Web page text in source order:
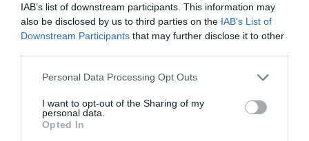
IAB’s list of downstream participants. This information may
also be disclosed by us to third parties on the IAB’s List of
Downstream Participants that may further disclose it to other
Personal Data Processing Opt Outs
I want to opt-out of the Sharing of my
personal data.
Opted In
Ce documentaire se déroule à Kinshasa,
anciennement Léopoldville, et capitale actuelle de la
considérée comme une «méga-city» du fait de son
10 millions d’habitants. S’étendant sur plus de 30 km
de long et 15 km de large, elle représente l’une des